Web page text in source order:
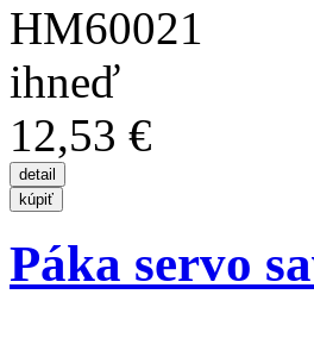
HM60021
ihneď
12,53 €
Páka servo